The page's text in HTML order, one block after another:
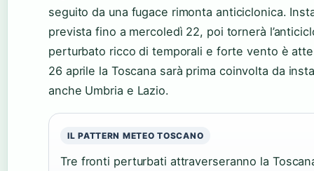
seguito da una fugace rimonta anticiclonica.
prevista fino a mercoledì 22, poi tornerà
perturbato ricco di temporali e forte vento è
26 aprile la Toscana sarà prima coinvolta da
anche Umbria e Lazio.
IL PATTERN METEO TOSCANO
Tre fronti perturbati attraverseranno la